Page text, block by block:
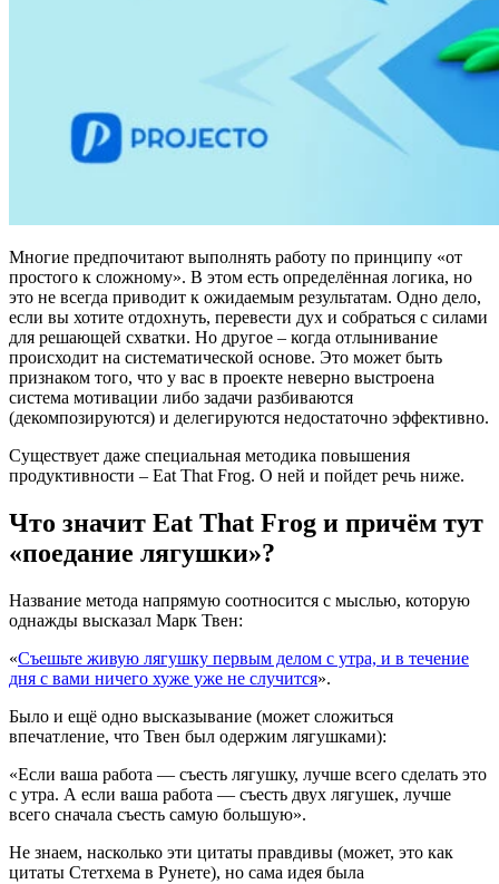
Многие предпочитают выполнять работу по принципу «от
простого к сложному». В этом есть определённая логика, но
это не всегда приводит к ожидаемым результатам. Одно дело,
если вы хотите отдохнуть, перевести дух и собраться с силами
для решающей схватки. Но другое – когда отлынивание
происходит на систематической основе. Это может быть
признаком того, что у вас в проекте неверно выстроена
система мотивации либо задачи разбиваются
(декомпозируются) и делегируются недостаточно эффективно.
Существует даже специальная методика повышения
продуктивности – Eat That Frog. О ней и пойдет речь ниже.
Что значит Eat That Frog и причём тут
«поедание лягушки»?
Название метода напрямую соотносится с мыслью, которую
однажды высказал Марк Твен:
«Съешьте живую лягушку первым делом с утра, и в течение
дня с вами ничего хуже уже не случится».
Было и ещё одно высказывание (может сложиться
впечатление, что Твен был одержим лягушками):
«Если ваша работа — съесть лягушку, лучше всего сделать это
с утра. А если ваша работа — съесть двух лягушек, лучше
всего сначала съесть самую большую».
Не знаем, насколько эти цитаты правдивы (может, это как
цитаты Стетхема в Рунете), но сама идея была